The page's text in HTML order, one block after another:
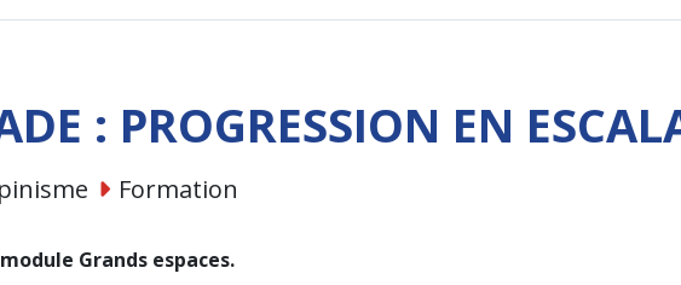
: PROGRESSION EN
Formation
Grands espaces.